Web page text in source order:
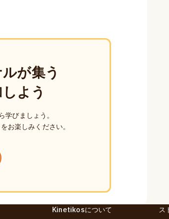
が集う
よう
びましょう。
お楽しみください。
Kinetikosについて ス